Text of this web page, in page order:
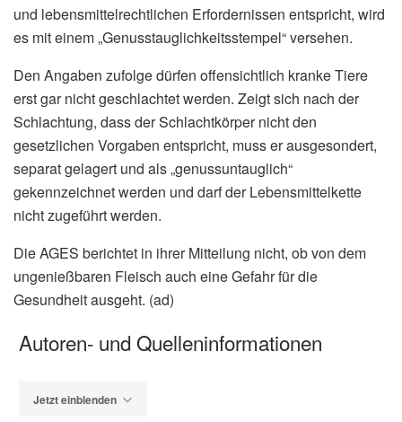
und lebensmittelrechtlichen Erfordernissen entspricht, wird
es mit einem „Genusstauglichkeitsstempel“ versehen.
Den Angaben zufolge dürfen offensichtlich kranke Tiere
erst gar nicht geschlachtet werden. Zeigt sich nach der
Schlachtung, dass der Schlachtkörper nicht den
gesetzlichen Vorgaben entspricht, muss er ausgesondert,
separat gelagert und als „genussuntauglich“
gekennzeichnet werden und darf der Lebensmittelkette
nicht zugeführt werden.
Die AGES berichtet in ihrer Mitteilung nicht, ob von dem
ungenießbaren Fleisch auch eine Gefahr für die
Gesundheit ausgeht. (ad)
Autoren- und Quelleninformationen
Jetzt einblenden